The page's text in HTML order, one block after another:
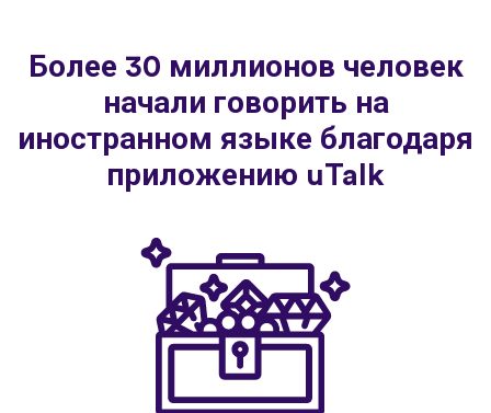
Более 30 миллионов человек
начали говорить на
иностранном языке благодаря
приложению uTalk